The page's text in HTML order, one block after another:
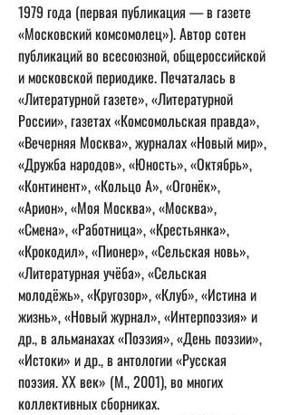
1979 года (первая публикация — в газете
«Московский комсомолец»). Автор сотен
публикаций во всесоюзной, общероссийской
и московской периодике. Печаталась в
«Литературной газете», «Литературной
России», газетах «Комсомольская правда»,
«Вечерняя Москва», журналах «Новый мир»,
«Дружба народов», «Юность», «Октябрь»,
«Континент», «Кольцо А», «Огонёк»,
«Арион», «Моя Москва», «Москва»,
«Смена», «Работница», «Крестьянка»,
«Крокодил», «Пионер», «Сельская новь»,
«Литературная учёба», «Сельская
молодёжь», «Кругозор», «Клуб», «Истина и
жизнь», «Новый журнал», «Интерпоэзия» и
др., в альманахах «Поэзия», «День поэзии»,
«Истоки» и др., в антологии «Русская
поэзия. XX век» (М., 2001), во многих
коллективных сборниках.